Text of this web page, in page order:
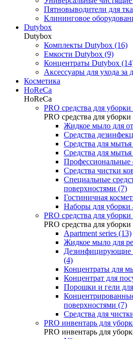
Пятновыводители для
Клининговое
Dutybox
Dutybox
Комплекты Dutybox (16)
Емкости Dutybox (9)
Концентраты Dutybox
Аксессуары для ухода за
Косметика
HoReCa
HoReCa
PRO средства для
PRO средства для
Жидкое мыло для
Средства
Средства для
Средства для
Профессиональные
Средства чистки
Специальные
поверхностями (7)
Гостиничная
Наборы для уборки
PRO средства для
PRO средства для
Apartment series (13)
Жидкое мыло для
Дезинфицирующие
(4)
Концентраты для
Концентрат для
Порошки и гели
поверхностями (7)
Средства для
PRO инвентарь для
PRO инвентарь для